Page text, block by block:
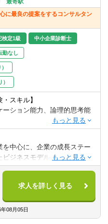
開求人とは？
サービス紹介
転職お役立ち情報
業界情報
最寄駅
に最良の提案をするコンサルタン
検定1級 中小企業診断士
勤なし
・スキル】
ーション能力、論理的思考能
（ワード、エクセル、パワー
本操作）
相当の会計知識
界、監査法人、会計事務所、
者、事業会社の経営企画経験
します
スキル】
を中心に、企業の成長ステー
ビジネスモデルの構築や企業
いての支援を行うのが、同社
コンサルティング部門です。
下の業務を行います。
援・企業再生支援
ＢＯ（FA業務、デューデリジ
求人を詳しく見る
08月05日